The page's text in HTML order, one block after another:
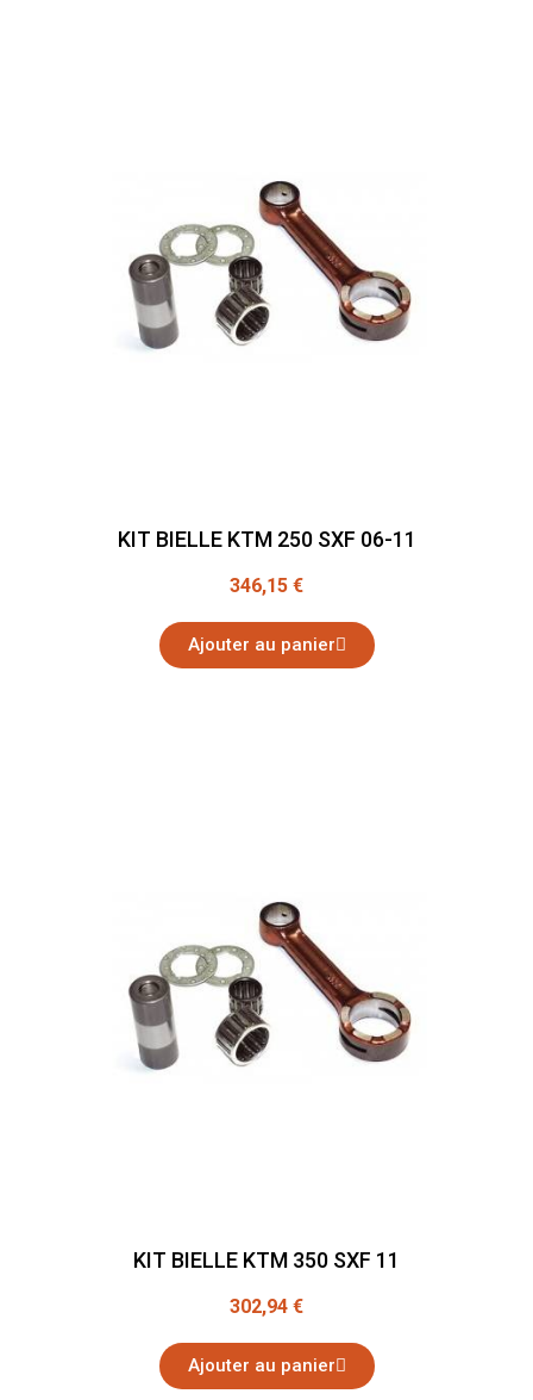
KIT BIELLE KTM 250 SXF 06-11
346,15 €
Ajouter au panier
KIT BIELLE KTM 350 SXF 11
302,94 €
Ajouter au panier